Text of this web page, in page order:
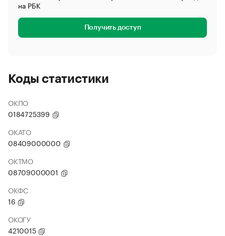
на РБК
Получить доступ
Коды статистики
ОКПО
0184725399
ОКАТО
08409000000
ОКТМО
08709000001
ОКФС
16
ОКОГУ
4210015